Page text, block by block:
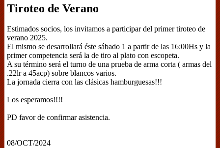
Tiroteo de Verano
Estimados socios, los invitamos a participar del primer tiroteo de
verano 2025.
El mismo se desarrollará éste sábado 1 a partir de las 16:00Hs y la
primer competencia será la de tiro al plato con escopeta.
A su término será el turno de una prueba de arma corta ( armas del
.22lr a 45acp) sobre blancos varios.
La jornada cierra con las clásicas hamburguesas!!!
Los esperamos!!!!
PD favor de confirmar asistencia.
08/OCT/2024